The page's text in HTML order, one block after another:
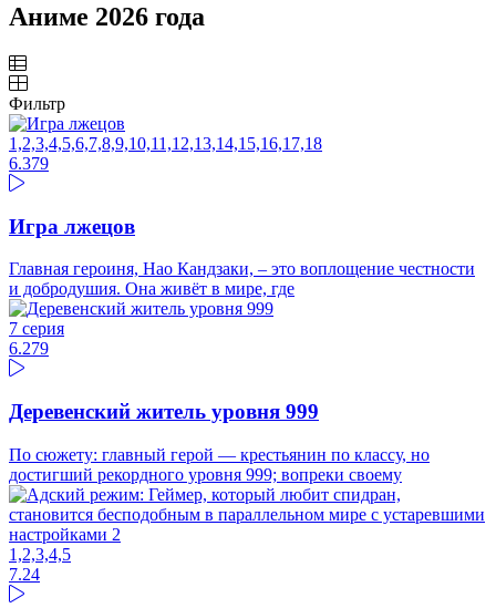
Аниме 2026 года
Фильтр
1,2,3,4,5,6,7,8,9,10,11,12,13,14,15,16,17,18
6.379
Игра лжецов
Главная героиня, Нао Кандзаки, – это воплощение честности
и добродушия. Она живёт в мире, где
7 серия
6.279
Деревенский житель уровня 999
По сюжету: главный герой — крестьянин по классу, но
достигший рекордного уровня 999; вопреки своему
1,2,3,4,5
7.24